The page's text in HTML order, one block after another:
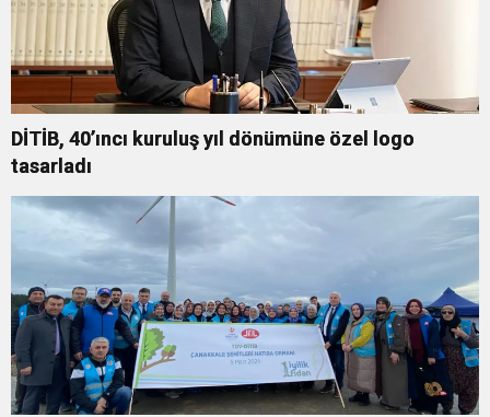
DİTİB, 40’ıncı kuruluş yıl dönümüne özel logo
tasarladı